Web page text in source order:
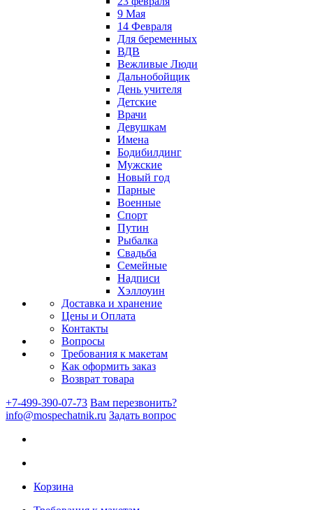
9 Мая
14 Февраля
Для беременных
ВДВ
Вежливые Люди
Дальнобойщик
День учителя
Детские
Врачи
Девушкам
Имена
Бодибилдинг
Мужские
Новый год
Парные
Военные
Спорт
Путин
Рыбалка
Свадьба
Семейные
Надписи
Хэллоуин
Доставка и хранение
Цены и Оплата
Контакты
Вопросы
Требования к макетам
Как оформить заказ
Возврат товара
+7-499-390-07-73 Вам перезвонить?
info@mospechatnik.ru Задать вопрос
Корзина